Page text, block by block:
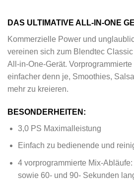
DAS ULTIMATIVE ALL-IN-ONE
Kommerzielle Power und
vereinen sich zum Blendtec
All-in-One-Gerät.
einfacher denn je, Smoothies,
mehr zu kreieren.
BESONDERHEITEN:
3,0 PS Maximalleistung
Einfach zu bedienende und
4 vorprogrammierte Mix-
sowie 60- und 90- Sekunden